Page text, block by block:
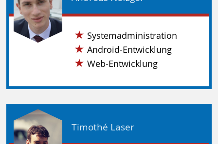
Systemadministration
Android-Entwicklung
Web-Entwicklung
Timothé Laser